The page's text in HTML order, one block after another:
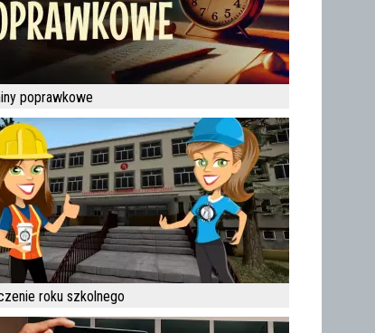
poprawkowe
roku szkolnego